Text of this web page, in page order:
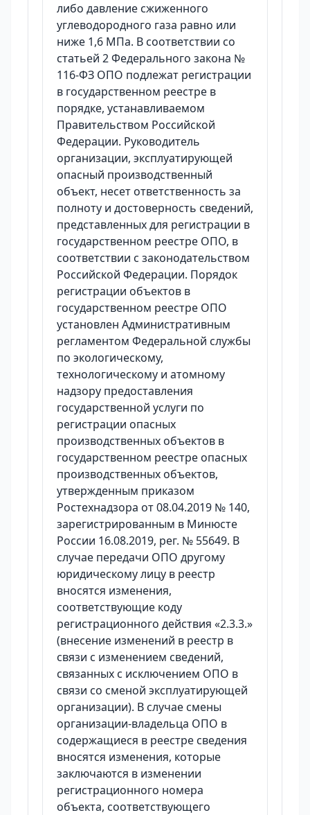
либо давление сжиженного
углеводородного газа равно или
ниже 1,6 МПа. В соответствии со
статьей 2 Федерального закона №
116-ФЗ ОПО подлежат регистрации
в государственном реестре в
порядке, устанавливаемом
Правительством Российской
Федерации. Руководитель
организации, эксплуатирующей
опасный производственный
объект, несет ответственность за
полноту и достоверность сведений,
представленных для регистрации в
государственном реестре ОПО, в
соответствии с законодательством
Российской Федерации. Порядок
регистрации объектов в
государственном реестре ОПО
установлен Административным
регламентом Федеральной службы
по экологическому,
технологическому и атомному
надзору предоставления
государственной услуги по
регистрации опасных
производственных объектов в
государственном реестре опасных
производственных объектов,
утвержденным приказом
Ростехнадзора от 08.04.2019 № 140,
зарегистрированным в Минюсте
России 16.08.2019, рег. № 55649. В
случае передачи ОПО другому
юридическому лицу в реестр
вносятся изменения,
соответствующие коду
регистрационного действия «2.3.3.»
(внесение изменений в реестр в
связи с изменением сведений,
связанных с исключением ОПО в
связи со сменой эксплуатирующей
организации). В случае смены
организации-владельца ОПО в
содержащиеся в реестре сведения
вносятся изменения, которые
заключаются в изменении
регистрационного номера
объекта, соответствующего